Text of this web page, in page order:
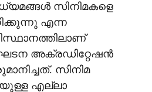
സിനിമകളെ
എന്ന
അക്രഡിറ്റേഷന്‍
സിനിമ
എല്ലാ